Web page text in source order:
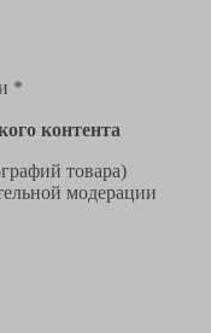
*
контента
товара)
модерации